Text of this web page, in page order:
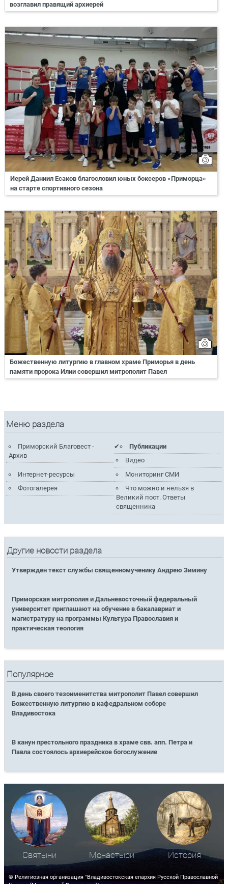
возглавил правящий архиерей
Иерей Даниил Есаков благословил юных боксеров «Приморца»
на старте спортивного сезона
Божественную литургию в главном храме Приморья в день
памяти пророка Илии совершил митрополит Павел
Меню раздела
Приморский Благовест -
Архив
Публикации
Видео
Интернет-ресурсы
Мониторинг СМИ
Фотогалерея
Что можно и нельзя в
Великий пост. Ответы
священника
Другие новости раздела
Утвержден текст службы священномученику Андрею Зимину
Приморская митрополия и Дальневосточный федеральный
университет приглашают на обучение в бакалавриат и
магистратуру на программы Культура Православия и
практическая теология
Популярное
В день своего тезоименитства митрополит Павел совершил
Божественную литургию в кафедральном соборе
Владивостока
В канун престольного праздника в храме свв. апп. Петра и
Павла состоялось архиерейское богослужение
Святыни Монастыри История
© Религиозная организация "Владивостокская епархия Русской Православной